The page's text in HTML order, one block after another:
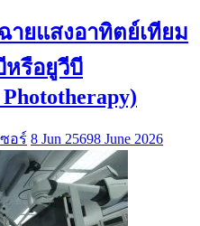
ายแสงอาทิตย์เทียม
หรือยูวีบี
อร์ 8 Jun 25698 June 2026